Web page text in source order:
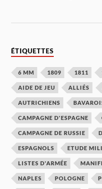
ÉTIQUETTES
6 MM 1809 1811
AIDE DE JEU ALLIÉS
AUTRICHIENS
CAMPAGNE D'ESPAGNE
CAMPAGNE DE RUSSIE
ESPAGNOLS ETUDE
LISTES D'ARMÉE
NAPLES POLOGNE